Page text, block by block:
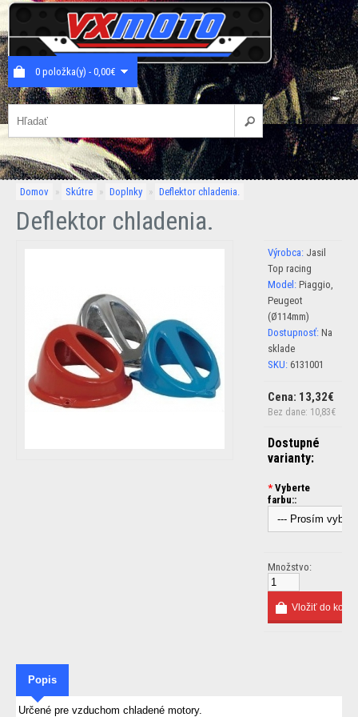
0 položka(y) - 0,00€
Domov » Skútre » Doplnky » Deflektor chladenia.
Deflektor chladenia.
Výrobca: Jasil
Top racing
Model: Piaggio,
Peugeot
(Ø114mm)
Dostupnosť: Na
sklade
SKU: 6131001
Cena: 13,32€
Bez dane: 10,83€
Dostupné
varianty:
* Vyberte
farbu::
Množstvo:
Popis
Určené pre vzduchom chladené motory.